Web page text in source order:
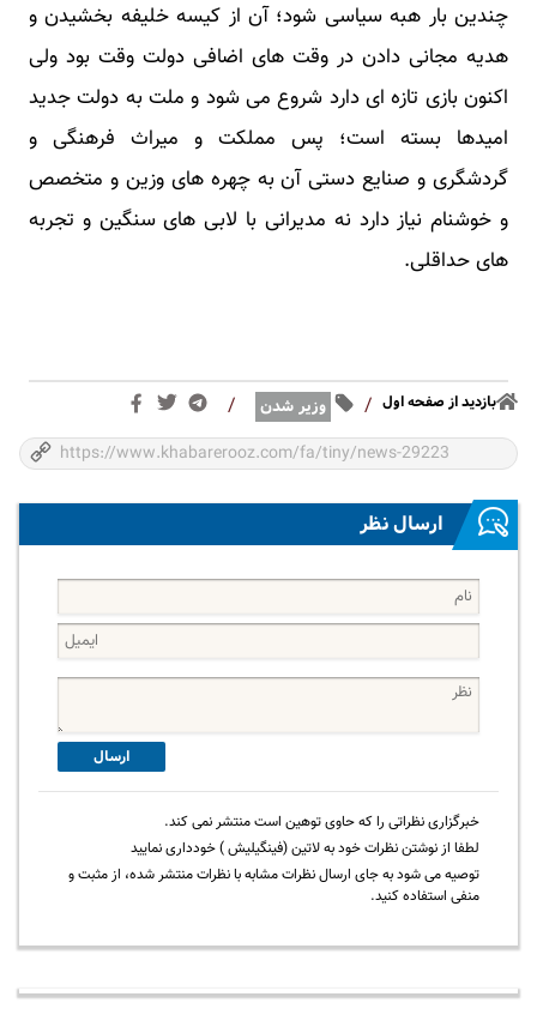
چندین بار هبه سیاسی شود؛ آن از کیسه خلیفه بخشیدن و
هدیه مجانی دادن در وقت های اضافی دولت وقت بود ولی
اکنون بازی تازه ای دارد شروع می شود و ملت به دولت جدید
امیدها بسته است؛ پس مملکت و میراث فرهنگی و
گردشگری و صنایع دستی آن به چهره های وزین و متخصص
و خوشنام نیاز دارد نه مدیرانی با لابی های سنگین و تجربه
های حداقلی.
بازدید از صفحه اول / وزیر شدن /
ارسال نظر
ارسال
خبرگزاری نظراتی را که حاوی توهین است منتشر نمی کند.
لطفا از نوشتن نظرات خود به لاتین (فینگیلیش ) خودداری نمایید
توصیه می شود به جای ارسال نظرات مشابه با نظرات منتشر شده، از مثبت و
منفی استفاده کنید.